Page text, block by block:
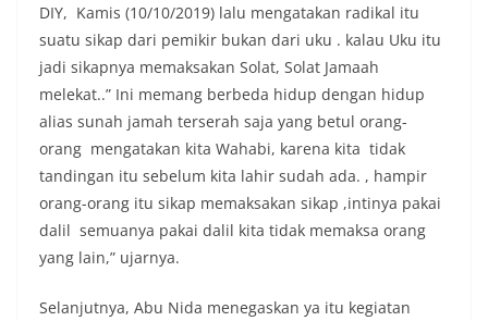
DIY, Kamis (10/10/2019) lalu mengatakan radikal itu
suatu sikap dari pemikir bukan dari uku . kalau Uku itu
jadi sikapnya memaksakan Solat, Solat Jamaah
melekat..” Ini memang berbeda hidup dengan hidup
alias sunah jamah terserah saja yang betul orang-
orang mengatakan kita Wahabi, karena kita tidak
tandingan itu sebelum kita lahir sudah ada. , hampir
orang-orang itu sikap memaksakan sikap ,intinya pakai
dalil semuanya pakai dalil kita tidak memaksa orang
yang lain,” ujarnya.
Selanjutnya, Abu Nida menegaskan ya itu kegiatan